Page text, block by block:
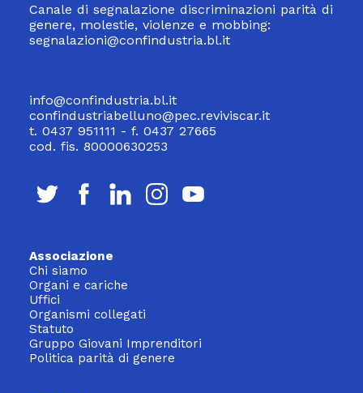
Canale di segnalazione discriminazioni parità di
genere, molestie, violenze e mobbing:
segnalazioni@confindustria.bl.it
info@confindustria.bl.it
confindustriabelluno@pec.reviviscar.it
t. 0437 951111 - f. 0437 27665
cod. fis. 80000630253
Associazione
Chi siamo
Organi e cariche
Uffici
Organismi collegati
Statuto
Gruppo Giovani Imprenditori
Politica parità di genere